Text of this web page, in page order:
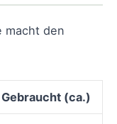
macht den
Gebraucht (ca.)